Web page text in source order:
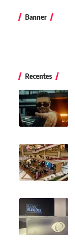
Banner
Recentes